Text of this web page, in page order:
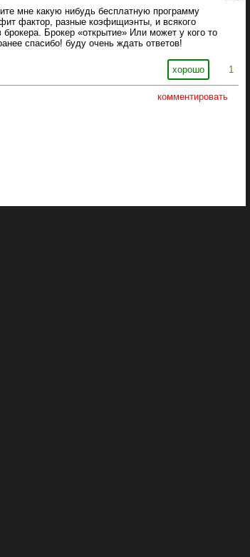
мне какую нибудь бесплатную программу
фактор, разные коэфищиэнты, и всякого
брокера. Брокер «открытие» Или может у кого то
спасибо! буду очень ждать ответов!
хорошо 1
комментировать